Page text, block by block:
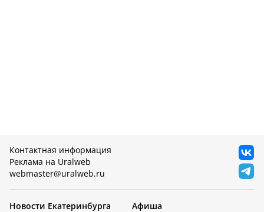
Контактная информация
Реклама на Uralweb
webmaster@uralweb.ru
Новости Екатеринбурга
Афиша